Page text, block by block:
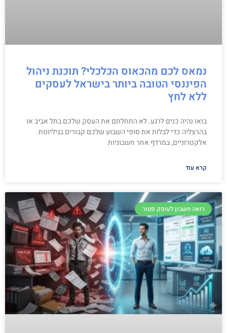
נמאס לכם מהכאוס הכלכלי? תוכנת ניהול
הפיננסי הטובה ביותר בישראל לעסקים
ללא לחץ
בואו נהיה כנים לרגע. לא התחלתם את העסק שלכם בתל אביב או
בהרצליה כדי לבלות את סופי השבוע שלכם קבורים בגיליונות
אלקטרוניים, במרדף אחר חשבוניות
קרא עוד
רואה חשבון לעוסק פטור